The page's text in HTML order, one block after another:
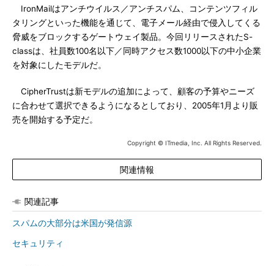
IronMailはアンチウイルス／アンチスパム、コンテンツフィル
タリングといった機能を通じて、電子メール経由で侵入してくる
脅威をブロックするゲートウェイ製品。今回リリースされたS-
classは、社員数100名以下／同時アクセス数1000以下の中小企業
を対象にしたモデルだ。
CipherTrustは新モデルの追加によって、顧客の予算やニーズ
に合わせて選択できるようになるとしており、2005年1月より販
売を開始する予定だ。
Copyright © ITmedia, Inc. All Rights Reserved.
関連情報
関連記事
スパムの大部分は米国が発信源
セキュリティ